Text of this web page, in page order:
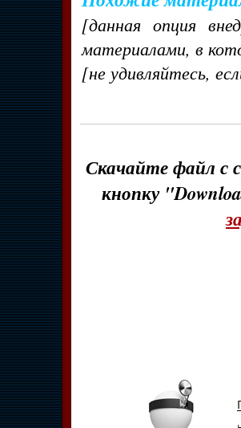
[данная опция
материалами, в
[не удивляйтесь,
Скачайте файл с
кнопку